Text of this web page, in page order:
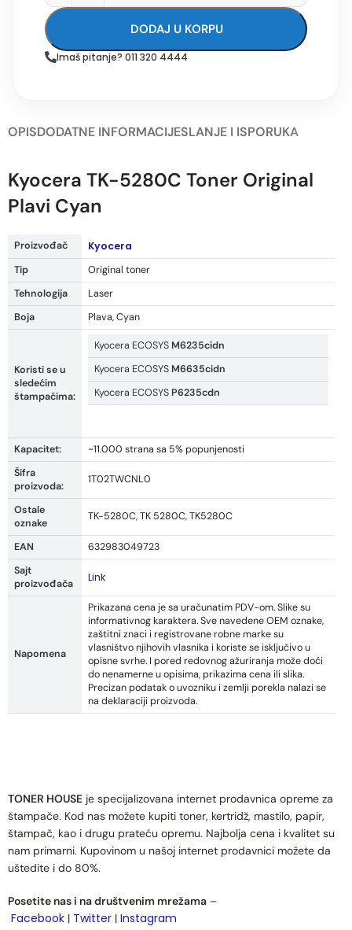
DODAJ U KORPU
Imaš pitanje? 011 320 4444
OPISDODATNE INFORMACIJESLANJE I ISPORUKA
Kyocera TK-5280C Toner Original
Plavi Cyan
Proizvođač Kyocera
Tip
Original toner
Tehnologija
Laser
Boja
Plava, Cyan
Koristi se u
sledećim
štampačima:
Kyocera ECOSYS M6235cidn
Kyocera ECOSYS M6635cidn
Kyocera ECOSYS P6235cdn
Kapacitet:
~11.000 strana sa 5% popunjenosti
Šifra
proizvoda:
1T02TWCNL0
Ostale
oznake
TK-5280C, TK 5280C, TK5280C
EAN
632983049723
Sajt
proizvođača
Link
Napomena
Prikazana cena je sa uračunatim PDV-om. Slike su
informativnog karaktera. Sve navedene OEM oznake,
zaštitni znaci i registrovane robne marke su
vlasništvo njihovih vlasnika i koriste se isključivo u
opisne svrhe. I pored redovnog ažuriranja može doći
do nenamerne u opisima, prikazima cena ili slika.
Precizan podatak o uvozniku i zemlji porekla nalazi se
na deklaraciji proizvoda.
TONER HOUSE je specijalizovana internet prodavnica opreme za
štampače. Kod nas možete kupiti toner, kertridž, mastilo, papir,
štampač, kao i drugu prateću opremu. Najbolja cena i kvalitet su
nam primarni. Kupovinom u našoj internet prodavnici možete da
uštedite i do 80%.
Posetite nas i na društvenim mrežama –
Facebook | Twitter | Instagram